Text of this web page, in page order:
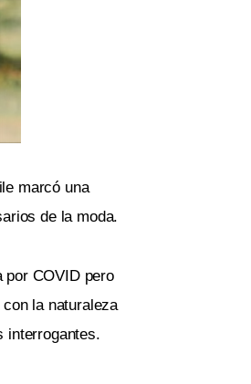
marcó una
de la moda.
por COVID pero
la naturaleza
interrogantes.